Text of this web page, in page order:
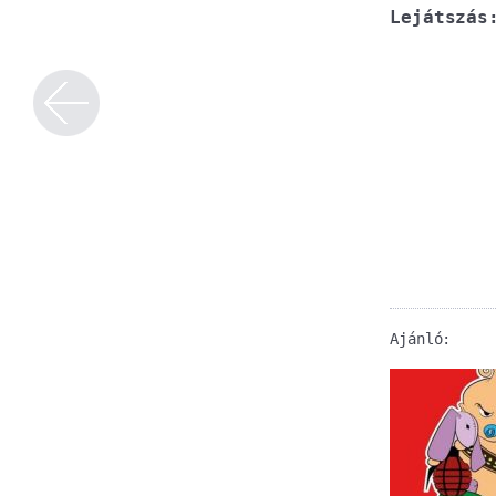
Ajánló: